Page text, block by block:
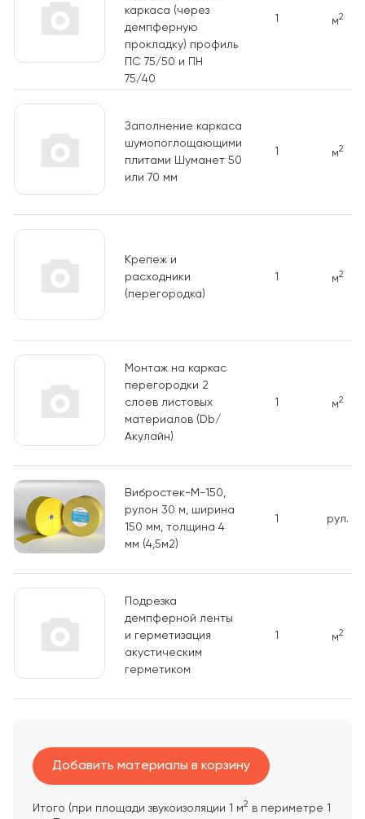
каркаса (через
демпферную
прокладку) профиль
ПС 75/50 и ПН
75/40
1 м2
Заполнение каркаса
шумопоглощающими
плитами Шуманет 50
или 70 мм
1 м2
Крепеж и
расходники
(перегородка)
1 м2
Монтаж на каркас
перегородки 2
слоев листовых
материалов (Db/
Акулайн)
1 м2
Вибростек-М-150,
рулон 30 м, ширина
150 мм, толщина 4
мм (4,5м2)
1 рул.
Подрезка
демпферной ленты
и герметизация
акустическим
герметиком
1 м2
Добавить материалы в корзину
Итого (при площади звукоизоляции 1 м2 в периметре 1